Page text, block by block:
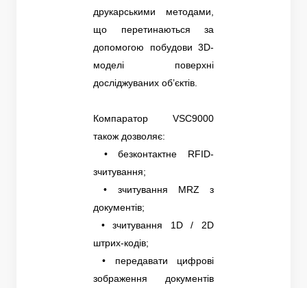
друкарськими методами,
що перетинаються за
допомогою побудови 3D-
моделі поверхні
досліджуваних об’єктів.
Компаратор VSC9000
також дозволяє:
• безконтактне RFID-
зчитування;
• зчитування MRZ з
документів;
• зчитування 1D / 2D
штрих-кодів;
• передавати цифрові
зображення документів